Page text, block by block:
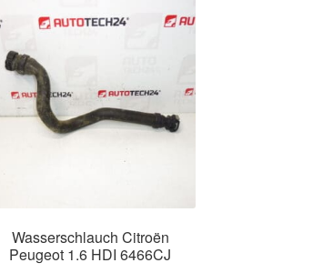
Wasserschlauch Citroën
Peugeot 1.6 HDI 6466CJ